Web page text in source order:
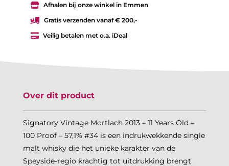
100
proof
 Afhalen bij onze winkel in Emmen
 Gratis verzenden vanaf € 200,-
 Veilig betalen met o.a. iDeal
Over dit product
Signatory Vintage Mortlach 2013 – 11 Years Old –
100 Proof – 57,1% #34 is een indrukwekkende single
malt whisky die het unieke karakter van de
Speyside-regio krachtig tot uitdrukking brengt.